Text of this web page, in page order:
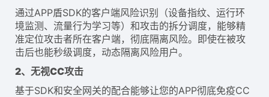
通过APP盾SDK的客户端风险识别（设备指纹、运行环
境监测、流量行为学习等）和攻击的拆分调度，能够精
准定位攻击者所在客户端，彻底隔离风险。即使在被攻
击后也能秒级调度，动态隔离风险用户。
2、无视CC攻击
基于SDK和安全网关的配合能够让您的APP彻底免疫CC